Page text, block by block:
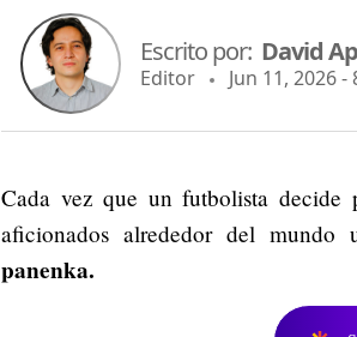
Escrito por: David
Editor Jun 11, 2026 -
Cada vez que un futbolista
aficionados alrededor del
panenka.